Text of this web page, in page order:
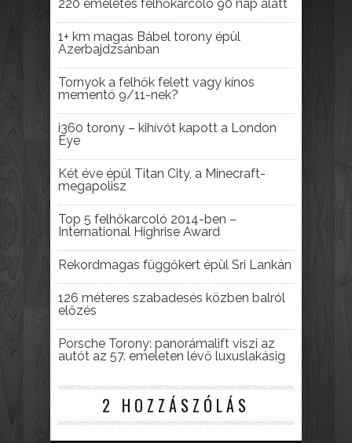
220 emeletes felhőkarcoló 90 nap alatt
1+ km magas Bábel torony épül
Azerbajdzsánban
Tornyok a felhők felett vagy kínos
mementó 9/11-nek?
i360 torony – kihívót kapott a London
Eye
Két éve épül Titan City, a Minecraft-
megapolisz
Top 5 felhőkarcoló 2014-ben –
International Highrise Award
Rekordmagas függőkert épül Sri Lankán
126 méteres szabadesés közben balról
előzés
Porsche Torony: panorámalift viszi az
autót az 57. emeleten lévő luxuslakásig
2 HOZZÁSZÓLÁS